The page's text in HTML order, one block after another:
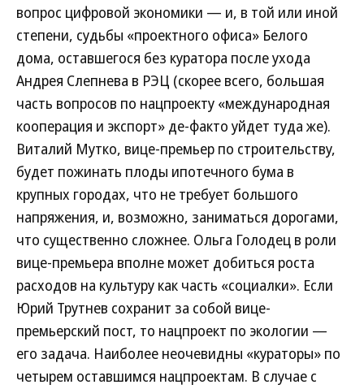
вопрос цифровой экономики — и, в той или иной
степени, судьбы «проектного офиса» Белого
дома, оставшегося без куратора после ухода
Андрея Слепнева в РЭЦ (скорее всего, большая
часть вопросов по нацпроекту «международная
кооперация и экспорт» де-факто уйдет туда же).
Виталий Мутко, вице-премьер по строительству,
будет пожинать плоды ипотечного бума в
крупных городах, что не требует большого
напряжения, и, возможно, заниматься дорогами,
что существенно сложнее. Ольга Голодец в роли
вице-премьера вполне может добиться роста
расходов на культуру как часть «социалки». Если
Юрий Трутнев сохранит за собой вице-
премьерский пост, то нацпроект по экологии —
его задача. Наиболее неочевидны «кураторы» по
четырем оставшимся нацпроектам. В случае с